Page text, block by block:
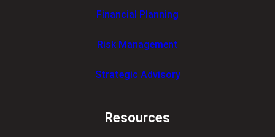
Financial Planning
Risk Management
Strategic Advisory
Resources